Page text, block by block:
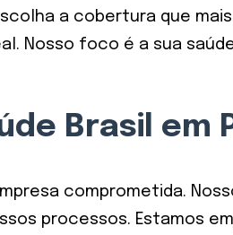
a cobertura que
Nosso foco é a sua
Brasil em
comprometida.
processos. Estamos